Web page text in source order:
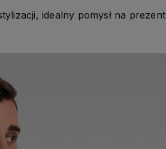
idealny pomysł na prezent